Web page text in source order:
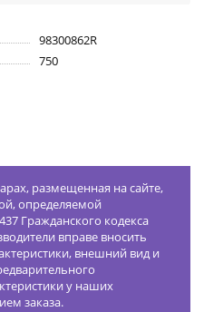
98300862R
750
размещенная на сайте,
определяемой
Гражданского кодекса
вправе вносить
внешний вид и
у наших
заказа.